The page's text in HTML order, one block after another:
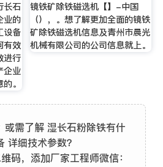
长石
业的
设备
有效
进行
企业
。
镜铁矿除铁磁选机【】-中国
（），。想了解更加全面的镜铁
矿除铁磁选机信息及青州市晨光
机械有限公司的公司信息就上。
或需了解 湿长石粉除铁有什
详细技术参数？
码，添加厂家工程师微信：